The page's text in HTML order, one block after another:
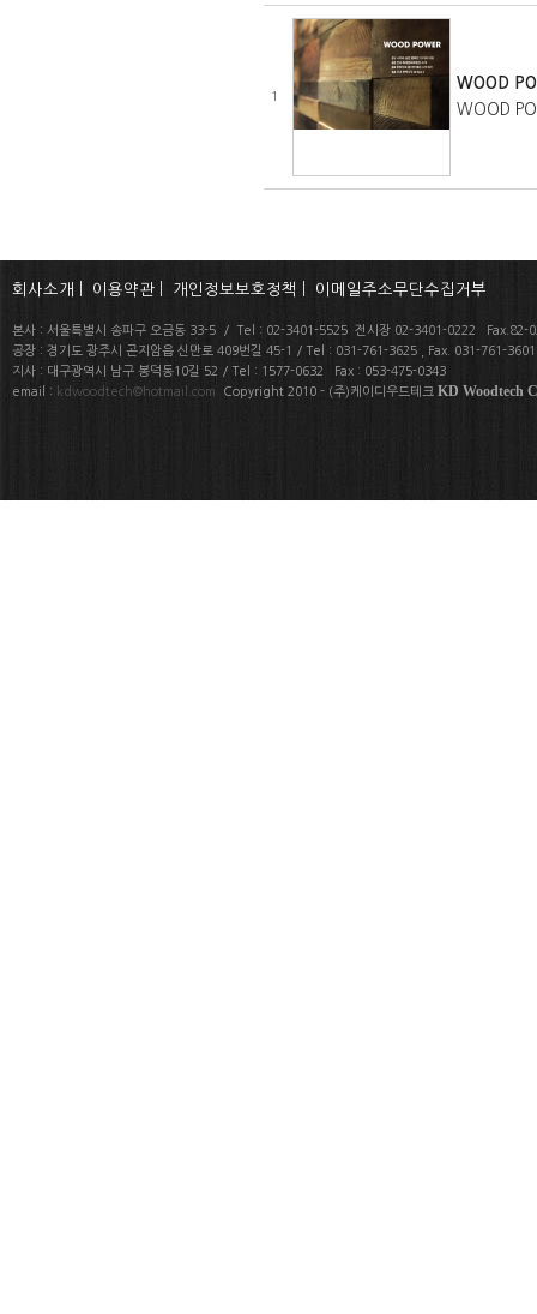
1
WOOD
WOOD
회사소개 이용약관 개인정보보호정책 이메일주소무단수집거부
본사 : 서울특별시 송파구 오금동 33-5 / Tel : 02-3401-5525 전시장 02-3401-0222 Fax.82-
공장 : 경기도 광주시 곤지암읍 신만로 409번길 45-1 / Tel : 031-761-3625 , Fax. 031-761-
지사 : 대구광역시 남구 봉덕동10길 52 / Tel : 1577-0632 Fax : 053-475-0343
email : kdwoodtech@hotmail.com Copyright 2010 - (주)케이디우드테크 KD Woodtech